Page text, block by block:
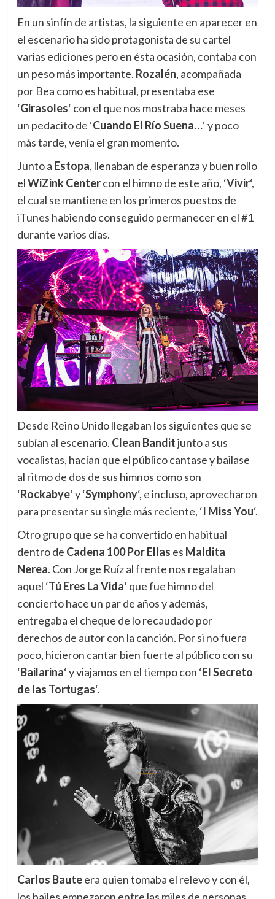
En un sinfín de artistas, la siguiente en aparecer en
el escenario ha sido protagonista de su cartel
varias ediciones pero en ésta ocasión, contaba con
un peso más importante. Rozalén, acompañada
por Bea como es habitual, presentaba ese
‘Girasoles‘ con el que nos mostraba hace meses
un pedacito de ‘Cuando El Río Suena…‘ y poco
más tarde, venía el gran momento.
Junto a Estopa, llenaban de esperanza y buen rollo
elWiZink Centercon el himno de este año, ‘Vivir‘,
el cual se mantiene en los primeros puestos de
iTunes habiendo conseguido permanecer en el #1
durante varios días.
Desde Reino Unido llegaban los siguientes que se
subían al escenario. Clean Banditjunto a sus
vocalistas, hacían que el público cantase y bailase
al ritmo de dos de sus himnos como son
‘Rockabye‘ y ‘Symphony‘, e incluso, aprovecharon
para presentar su single más reciente, ‘I Miss You‘.
Otro grupo que se ha convertido en habitual
dentro de Cadena 100 Por Ellas es Maldita
Nerea. Con Jorge Ruíz al frente nos regalaban
aquel ‘Tú Eres La Vida‘ que fue himno del
concierto hace un par de años y además,
entregaba el cheque de lo recaudado por
derechos de autor con la canción. Por si no fuera
poco, hicieron cantar bien fuerte al público con su
‘Bailarina‘ y viajamos en el tiempo con ‘El Secreto
de las Tortugas‘.
Carlos Bauteera quien tomaba el relevo y con él,